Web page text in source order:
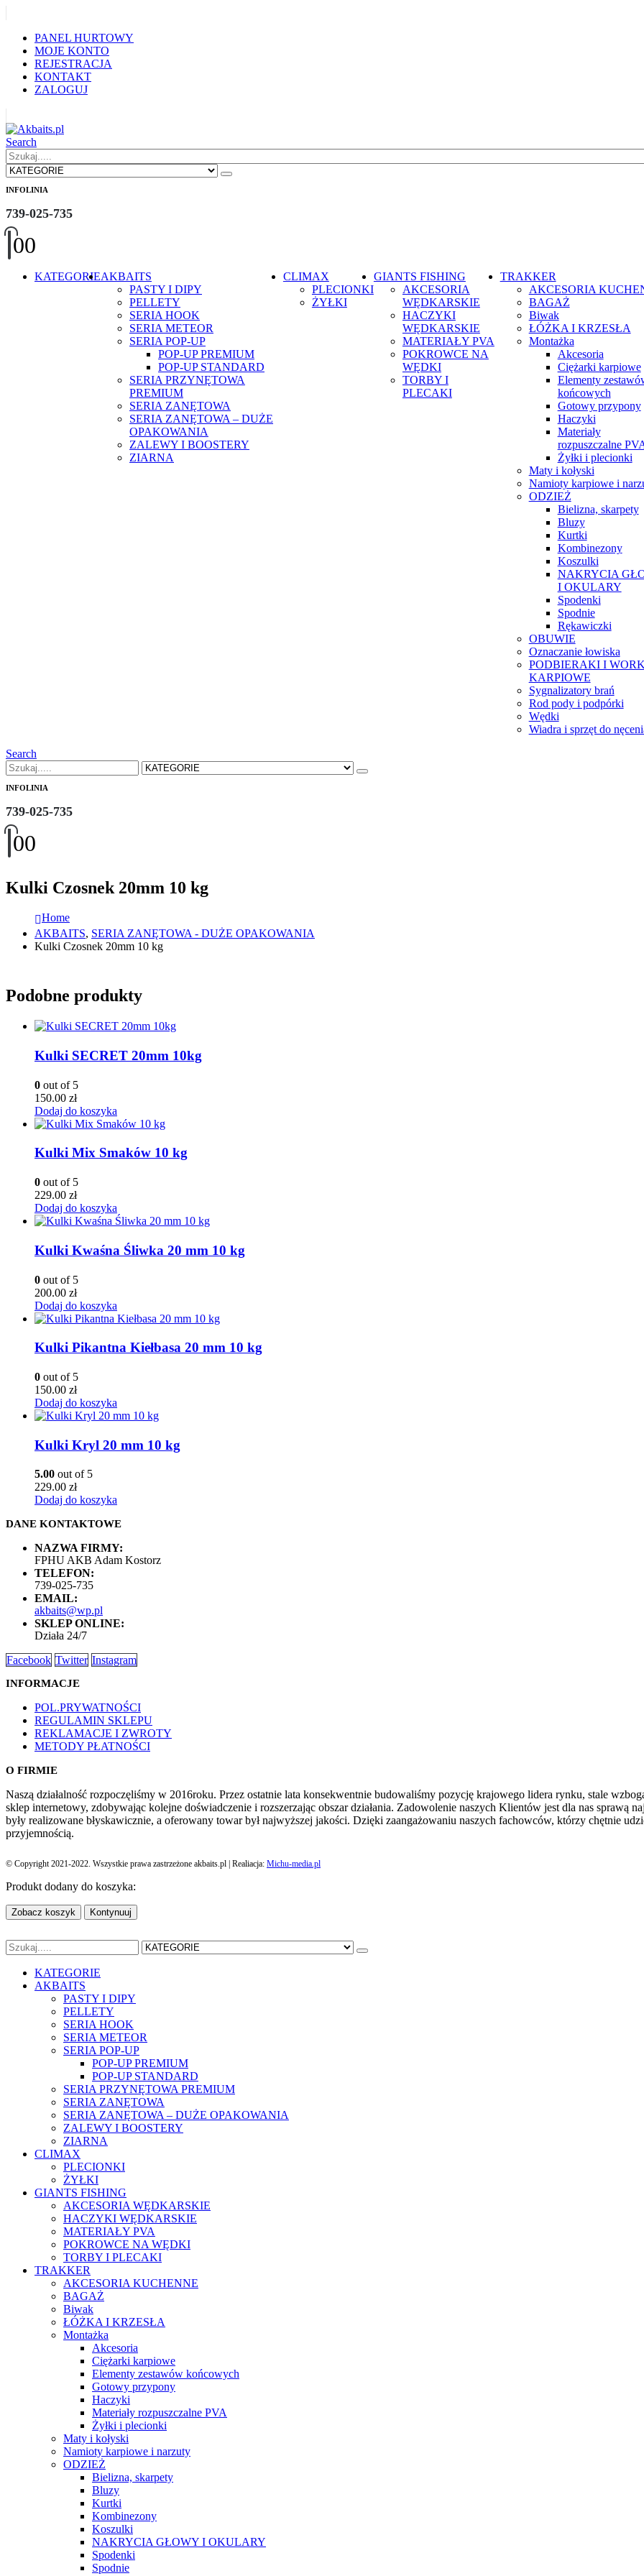
PANEL HURTOWY
MOJE KONTO
REJESTRACJA
KONTAKT
ZALOGUJ
Search
INFOLINIA
739-025-735
00
KATEGORIEAKBAITS
PASTY I DIPY
PELLETY
SERIA HOOK
SERIA METEOR
SERIA POP-UP
POP-UP PREMIUM
POP-UP STANDARD
SERIA PRZYNĘTOWA
PREMIUM
SERIA ZANĘTOWA
SERIA ZANĘTOWA – DUŻE
OPAKOWANIA
ZALEWY I BOOSTERY
ZIARNA
CLIMAX
PLECIONKI
ŻYŁKI
GIANTS FISHING
AKCESORIA
WĘDKARSKIE
HACZYKI
WĘDKARSKIE
MATERIAŁY PVA
POKROWCE NA
WĘDKI
TORBY I
PLECAKI
TRAKKER
AKCESORIA
BAGAŻ
Biwak
ŁÓŻKA I KRZESŁA
Montażka
Akcesoria
Ciężarki karpiowe
Elementy
końcowych
Gotowy przypony
Haczyki
Materiały
rozpuszczalne
Żyłki i plecionki
Maty i kołyski
Namioty karpiowe i
ODZIEŻ
Bielizna, skarpety
Bluzy
Kurtki
Kombinezony
Koszulki
NAKRYCIA
I OKULARY
Spodenki
Spodnie
Rękawiczki
OBUWIE
Oznaczanie łowiska
PODBIERAKI I
KARPIOWE
Sygnalizatory brań
Rod pody i podpórki
Wędki
Wiadra i sprzęt do
Search
INFOLINIA
739-025-735
00
Kulki Czosnek 20mm 10 kg
Home
AKBAITS, SERIA ZANĘTOWA - DUŻE OPAKOWANIA
Kulki Czosnek 20mm 10 kg
Podobne produkty
Kulki SECRET 20mm 10kg
0 out of 5
150.00 zł
Dodaj do koszyka
Kulki Mix Smaków 10 kg
0 out of 5
229.00 zł
Dodaj do koszyka
Kulki Kwaśna Śliwka 20 mm 10 kg
0 out of 5
200.00 zł
Dodaj do koszyka
Kulki Pikantna Kiełbasa 20 mm 10 kg
0 out of 5
150.00 zł
Dodaj do koszyka
Kulki Kryl 20 mm 10 kg
5.00 out of 5
229.00 zł
Dodaj do koszyka
DANE KONTAKTOWE
NAZWA FIRMY:
FPHU AKB Adam Kostorz
TELEFON:
739-025-735
EMAIL:
akbaits@wp.pl
SKLEP ONLINE:
Działa 24/7
Facebook Twitter Instagram
INFORMACJE
POL.PRYWATNOŚCI
REGULAMIN SKLEPU
REKLAMACJE I ZWROTY
METODY PŁATNOŚCI
O FIRMIE
Naszą działalność rozpoczęliśmy w 2016roku. Przez ostatnie lata konsekwentnie budowaliśmy pozycję krajowego lidera rynku, stale
sklep internetowy, zdobywając kolejne doświadczenie i rozszerzając obszar działania. Zadowolenie naszych Klientów jest dla nas sprawą
były realizowane błyskawicznie, a oferowany towar był najwyższej jakości. Dzięki zaangażowaniu naszych fachowców, którzy chętnie
przyjemnością.
© Copyright 2021-2022. Wszystkie prawa zastrzeżone akbaits.pl | Realiacja: Michu-media.pl
Produkt dodany do koszyka:
Zobacz koszyk Kontynuuj
KATEGORIE
AKBAITS
PASTY I DIPY
PELLETY
SERIA HOOK
SERIA METEOR
SERIA POP-UP
POP-UP PREMIUM
POP-UP STANDARD
SERIA PRZYNĘTOWA PREMIUM
SERIA ZANĘTOWA
SERIA ZANĘTOWA – DUŻE OPAKOWANIA
ZALEWY I BOOSTERY
ZIARNA
CLIMAX
PLECIONKI
ŻYŁKI
GIANTS FISHING
AKCESORIA WĘDKARSKIE
HACZYKI WĘDKARSKIE
MATERIAŁY PVA
POKROWCE NA WĘDKI
TORBY I PLECAKI
TRAKKER
AKCESORIA KUCHENNE
BAGAŻ
Biwak
ŁÓŻKA I KRZESŁA
Montażka
Akcesoria
Ciężarki karpiowe
Elementy zestawów końcowych
Gotowy przypony
Haczyki
Materiały rozpuszczalne PVA
Żyłki i plecionki
Maty i kołyski
Namioty karpiowe i narzuty
ODZIEŻ
Bielizna, skarpety
Bluzy
Kurtki
Kombinezony
Koszulki
NAKRYCIA GŁOWY I OKULARY
Spodenki
Spodnie